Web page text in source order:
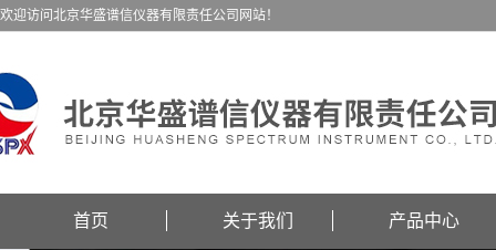
欢迎访问北京华盛谱信仪器有限责任公司网站！
首页 关于我们 产品中心